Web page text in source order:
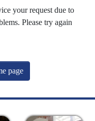
your request due to
Please try again
page